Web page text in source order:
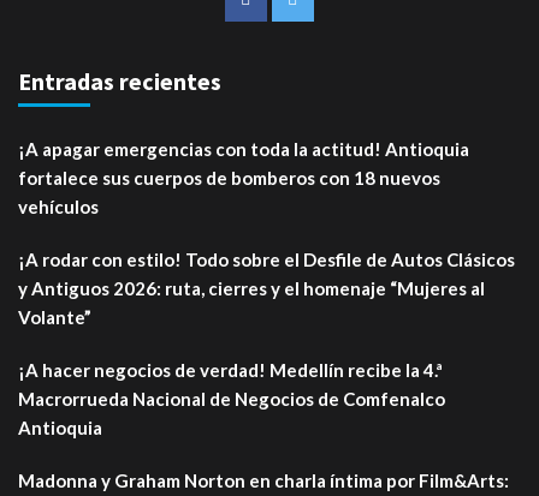
Entradas recientes
¡A apagar emergencias con toda la actitud! Antioquia
fortalece sus cuerpos de bomberos con 18 nuevos
vehículos
¡A rodar con estilo! Todo sobre el Desfile de Autos Clásicos
y Antiguos 2026: ruta, cierres y el homenaje “Mujeres al
Volante”
¡A hacer negocios de verdad! Medellín recibe la 4.ª
Macrorrueda Nacional de Negocios de Comfenalco
Antioquia
Madonna y Graham Norton en charla íntima por Film&Arts: